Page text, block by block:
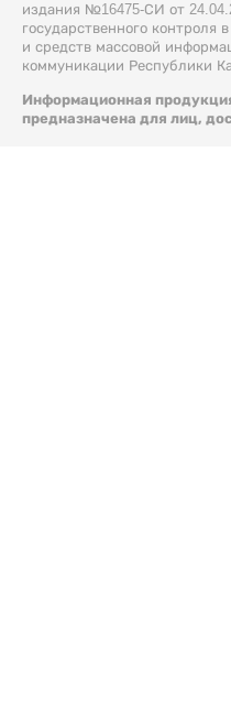
издания №16475-СИ от
государственного контроля
и средств массовой
коммуникации Республики
Информационная
предназначена для лиц,